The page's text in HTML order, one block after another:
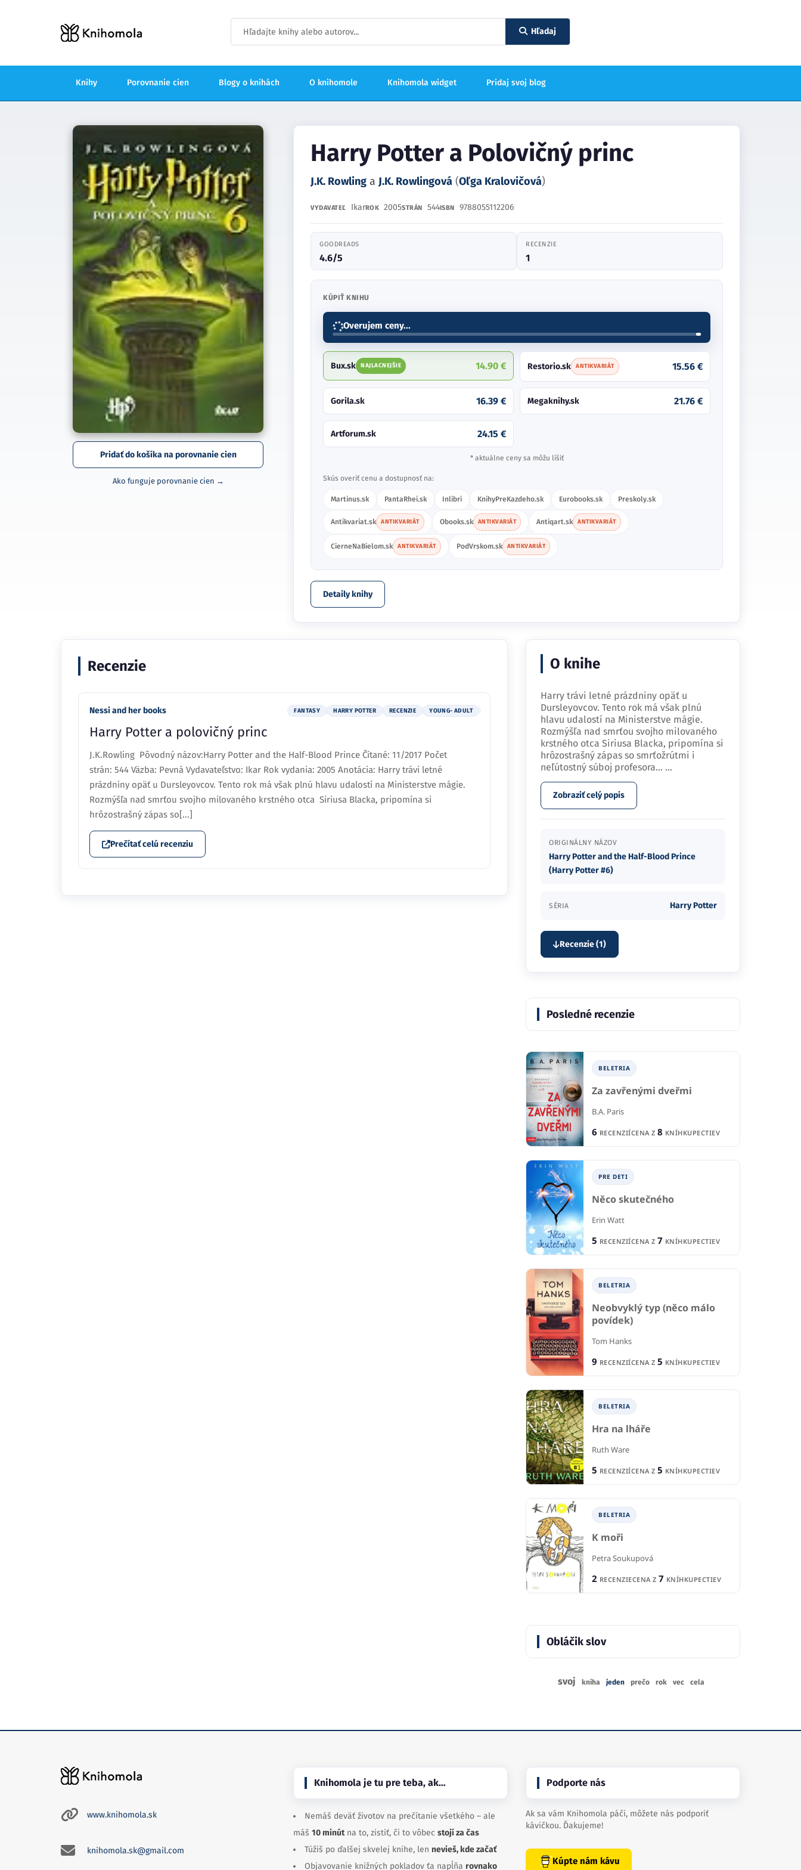
Hľadaj
Knihy Porovnanie cien Blogy o knihách O knihomole Knihomola widget Pridaj svoj blog
Pridať do košíka na porovnanie cien
Ako funguje porovnanie cien →
Harry Potter a Polovičný princ
J.K. Rowling a J.K. Rowlingová (Oľga Kralovičová)
VYDAVATEĽ IkarROK 2005STRÁN 544ISBN 9788055112206
GOODREADS
4.6/5
RECENZIE
1
KÚPIŤ KNIHU
Overujem ceny...
Bux.sk NAJLACNEJŠIE 14.90 € Restorio.sk ANTIKVARIÁT 15.56 €
Gorila.sk 16.39 € Megaknihy.sk 21.76 €
Artforum.sk 24.15 €
* aktuálne ceny sa môžu líšiť
Skús overiť cenu a dostupnosť na:
Martinus.sk PantaRhei.sk Inlibri KnihyPreKazdeho.sk Eurobooks.sk Preskoly.sk
Antikvariat.sk ANTIKVARIÁT Obooks.sk ANTIKVARIÁT Antiqart.sk ANTIKVARIÁT
CierneNaBielom.sk ANTIKVARIÁT PodVrskom.sk ANTIKVARIÁT
Detaily knihy
Recenzie
Nessi and her books FANTASY HARRY POTTER RECENZIE YOUNG- ADULT
Harry Potter a polovičný princ
J.K.Rowling Pôvodný názov:Harry Potter and the Half-Blood Prince Čítané: 11/2017 Počet
strán: 544 Väzba: Pevná Vydavateľstvo: Ikar Rok vydania: 2005 Anotácia: Harry trávi letné
prázdniny opäť u Dursleyovcov. Tento rok má však plnú hlavu udalostí na Ministerstve mágie.
Rozmýšľa nad smrťou svojho milovaného krstného otca Siriusa Blacka, pripomína si
hrôzostrašný zápas so[...]
Prečítať celú recenziu
O knihe
Harry trávi letné prázdniny opäť u
Dursleyovcov. Tento rok má však plnú
hlavu udalostí na Ministerstve mágie.
Rozmýšľa nad smrťou svojho milovaného
krstného otca Siriusa Blacka, pripomína si
hrôzostrašný zápas so smrťožrútmi i
neľútostný súboj profesora… ...
Zobraziť celý popis
ORIGINÁLNY NÁZOV
Harry Potter and the Half-Blood Prince
(Harry Potter #6)
SÉRIA Harry Potter
Recenzie (1)
Posledné recenzie
BELETRIA
Za zavřenými dveřmi
B.A. Paris
6 RECENZIÍCENA Z 8 KNÍHKUPECTIEV
PRE DETI
Něco skutečného
Erin Watt
5 RECENZIÍCENA Z 7 KNÍHKUPECTIEV
BELETRIA
Neobvyklý typ (něco málo
povídek)
Tom Hanks
9 RECENZIÍCENA Z 5 KNÍHKUPECTIEV
BELETRIA
Hra na lháře
Ruth Ware
5 RECENZIÍCENA Z 5 KNÍHKUPECTIEV
BELETRIA
K moři
Petra Soukupová
2 RECENZIECENA Z 7 KNÍHKUPECTIEV
Obláčik slov
svoj kniha jeden prečo rok vec cela
www.knihomola.sk
knihomola.sk@gmail.com
Knihomola je tu pre teba, ak…
Nemáš deväť životov na prečítanie všetkého – ale
máš 10 minútna to, zistiť, či to vôbec stojí za čas
Túžiš po ďalšej skvelej knihe, len nevieš, kde začať
Objavovanie knižných pokladov ťa napĺňa rovnako
Podporte nás
Ak sa vám Knihomola páči, môžete nás podporiť
kávičkou. Ďakujeme!
Kúpte nám kávu